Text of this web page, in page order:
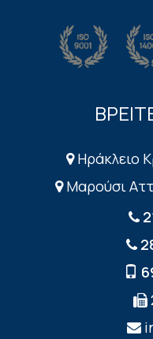
Ηράκλειο
Μαρούσι